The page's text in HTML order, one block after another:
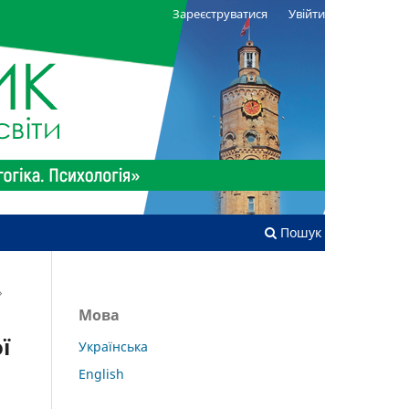
Пошук
Зареєструватися Увійти
Мова
Українська
English